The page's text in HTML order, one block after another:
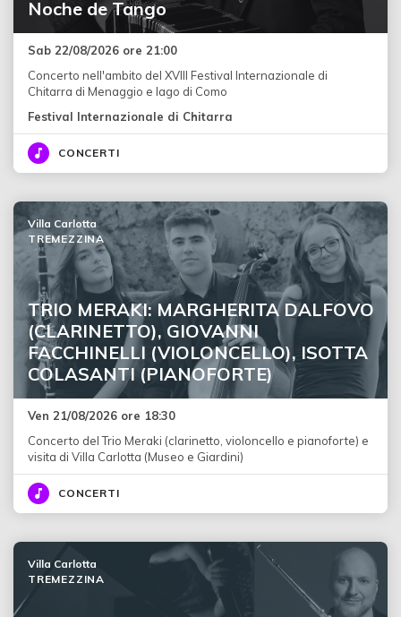
Noche de Tango
Sab 22/08/2026 ore 21:00
Concerto nell'ambito del XVIII Festival Internazionale di
Chitarra di Menaggio e lago di Como
Festival Internazionale di Chitarra
CONCERTI
TRIO MERAKI: MARGHERITA DALFOVO
(CLARINETTO), GIOVANNI
FACCHINELLI (VIOLONCELLO), ISOTTA
COLASANTI (PIANOFORTE)
Villa Carlotta
TREMEZZINA
Ven 21/08/2026 ore 18:30
Concerto del Trio Meraki (clarinetto, violoncello e pianoforte) e
visita di Villa Carlotta (Museo e Giardini)
CONCERTI
Villa Carlotta
TREMEZZINA